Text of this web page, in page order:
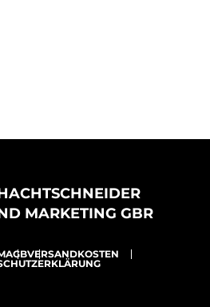
MARKETING GBR
AGBVERSANDKOSTEN